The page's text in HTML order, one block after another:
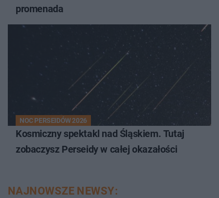
promenada
NOC PERSEIDÓW 2026
Kosmiczny spektakl nad Śląskiem. Tutaj
zobaczysz Perseidy w całej okazałości
NAJNOWSZE NEWSY: